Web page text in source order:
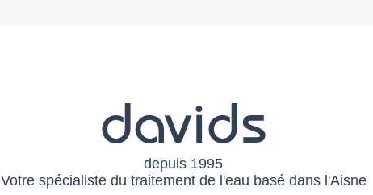
davids
depuis 1995
Votre spécialiste du traitement de l'eau basé dans l'Aisne